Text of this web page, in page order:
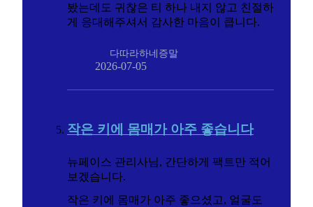
봤는데도 귀찮은 티 하나 내지 않고 친절하
게 응대해주셔서 감사한 마음이 큽니다.
다따라하네증말
2026-07-05
작은 키에 몸매가 아주 좋습니다
뉴페이스 관리사님, 간단하게 팩트만 적어
보겠습니다.
작은 키에 몸매가 아주 좋으셨고, 얼굴도